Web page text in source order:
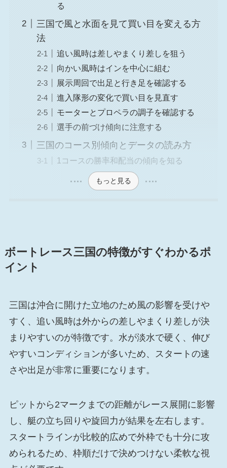
る
三国で風と水面を見て買い目を変える方
法
追い風時は差しやまくり差しを狙う
向かい風時はインを中心に組む
展示周回で出足と行き足を確認する
進入隊形の変化で買い目を見直す
モーターとプロペラの調子を確認する
選手の前づけ傾向に注意する
三国のコース別傾向とデータの読み方
1コースの勝率和配当の傾向を知る
もっと見る
ボートレース三国の特徴がすぐわかるポ
イント
三国は沖合に開けた立地のため風の影響を受けや
すく、追い風時は外からの差しやまくり差しが決
まりやすいのが特徴です。水が淡水で硬く、伸び
やすいコンディションが多いため、スタートの速
さや出足が非常に重要になります。
ピットから2マークまでの距離がレース展開に影響
し、艇の立ち回りや旋回力が結果を左右します。
スタートラインが比較的広めで外枠でも十分に攻
められるため、枠順だけで決めつけない柔軟な視